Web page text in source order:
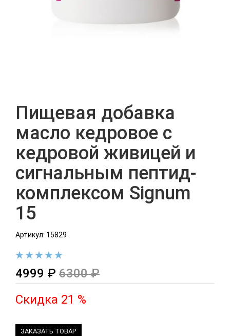
Пищевая добавка
масло кедровое с
кедровой живицей и
сигнальным пептид-
комплексом Signum
15
Артикул: 15829
4999 ₽ 6300 ₽
Скидка 21 %
ЗАКАЗАТЬ ТОВАР